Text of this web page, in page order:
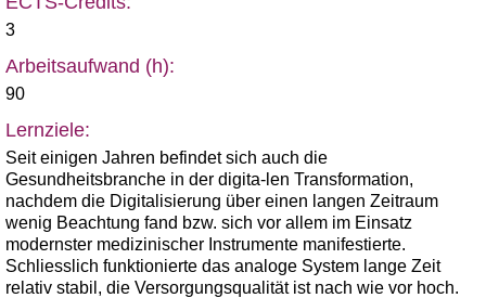
3
Arbeitsaufwand (h):
90
Lernziele:
Seit einigen Jahren befindet sich auch die
Gesundheitsbranche in der digita-len Transformation,
nachdem die Digitalisierung über einen langen Zeitraum
wenig Beachtung fand bzw. sich vor allem im Einsatz
modernster medizinischer Instrumente manifestierte.
Schliesslich funktionierte das analoge System lange Zeit
relativ stabil, die Versorgungsqualität ist nach wie vor hoch.